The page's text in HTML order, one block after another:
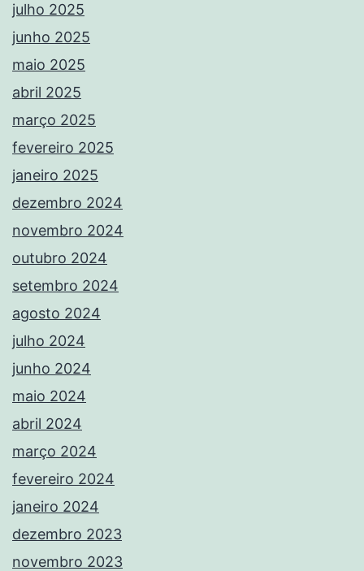
julho 2025
junho 2025
maio 2025
abril 2025
março 2025
fevereiro 2025
janeiro 2025
dezembro 2024
novembro 2024
outubro 2024
setembro 2024
agosto 2024
julho 2024
junho 2024
maio 2024
abril 2024
março 2024
fevereiro 2024
janeiro 2024
dezembro 2023
novembro 2023